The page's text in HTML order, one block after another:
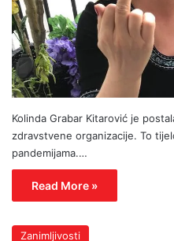
Kolinda Grabar Kitarović je
zdravstvene organizacije. To
pandemijama.…
Read More »
Zanimljivosti